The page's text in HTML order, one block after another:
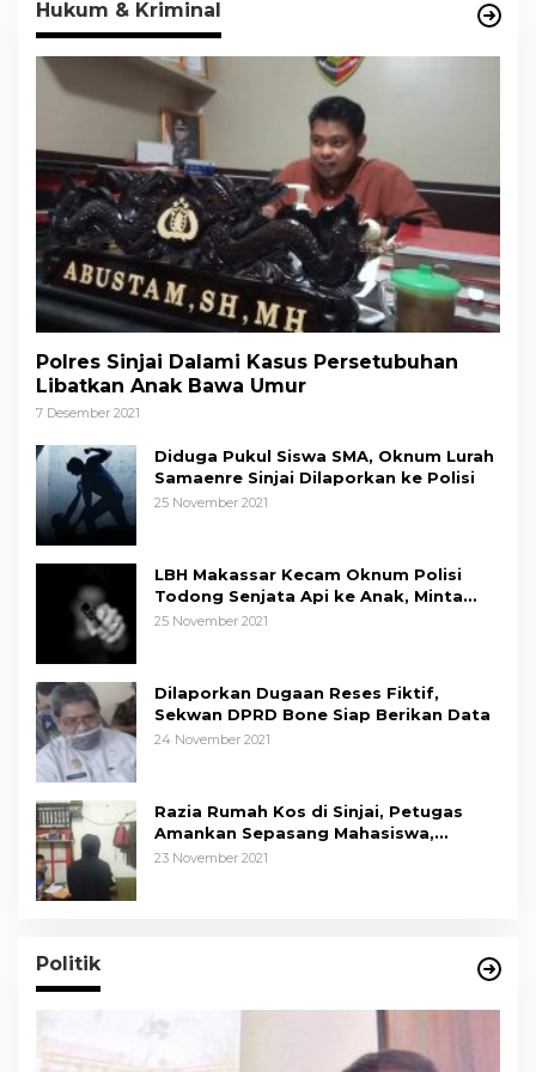
Hukum & Kriminal
Polres Sinjai Dalami Kasus Persetubuhan
Libatkan Anak Bawa Umur
7 Desember 2021
Diduga Pukul Siswa SMA, Oknum Lurah
Samaenre Sinjai Dilaporkan ke Polisi
25 November 2021
LBH Makassar Kecam Oknum Polisi
Todong Senjata Api ke Anak, Minta
Kapolda Sulsel Tindak Tegas
25 November 2021
Dilaporkan Dugaan Reses Fiktif,
Sekwan DPRD Bone Siap Berikan Data
24 November 2021
Razia Rumah Kos di Sinjai, Petugas
Amankan Sepasang Mahasiswa,
Mengaku Berpacaran
23 November 2021
Politik